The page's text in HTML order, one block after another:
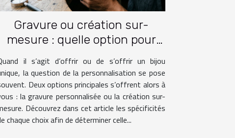
Gravure ou création sur-
mesure : quelle option pour
il s’agit d’offrir ou de s’offrir un bijou
la question de la personnalisation se pose
Deux options principales s’offrent alors à
: la gravure personnalisée ou la création sur-
Découvrez dans cet article les spécificités
chaque choix afin de déterminer celle...